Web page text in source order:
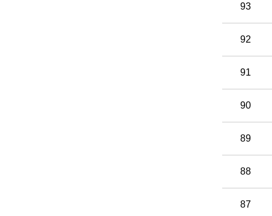
93
92
91
90
89
88
87